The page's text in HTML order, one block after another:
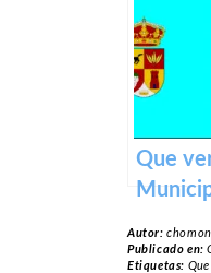
Abad
La
Que
Autor:chomon
Publicado en:
Etiquetas: